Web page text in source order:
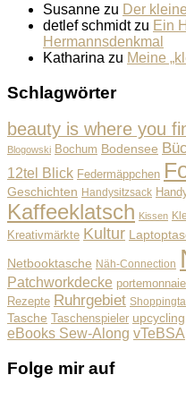
Susanne zu Der
detlef schmidtzu Ein
Hermannsdenkmal
Katharina zu Meine
Schlagwörter
beauty is where you
Blogowski Bochum Bodensee
12tel Blick Federmäppchen
Geschichten Handysitzsack
Kaffeeklatsch Kissen
Kreativmärkte Kultur
Netbooktasche Näh-Connection
Patchworkdecke portemonnaie
Rezepte Ruhrgebiet
Tasche Taschenspieler upcycling
eBooks Sew-Along vTeBSA
Folge mir auf